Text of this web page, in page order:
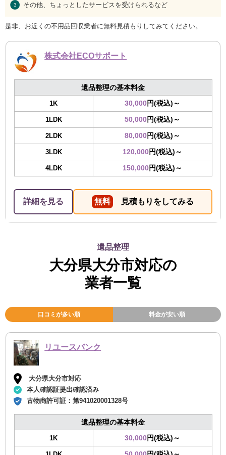
その他、ちょっとしたサービスを受けられるなど
是非、お近くの不用品回収業者に無料見積もりしてみてください。
株式会社ECOサポート
遺品整理の基本料金
1K 30,000円(税込)～
1LDK 50,000円(税込)～
2LDK 80,000円(税込)～
3LDK 120,000円(税込)～
4LDK 150,000円(税込)～
詳細を見る 無料 見積もりをしてみる
遺品整理
大分県大分市対応の
業者一覧
口コミが多い順 料金が安い順
リユースバンク
大分県大分市対応
本人確認証提出確認済み
古物商許可証：第941020001328号
遺品整理の基本料金
1K 30,000円(税込)～